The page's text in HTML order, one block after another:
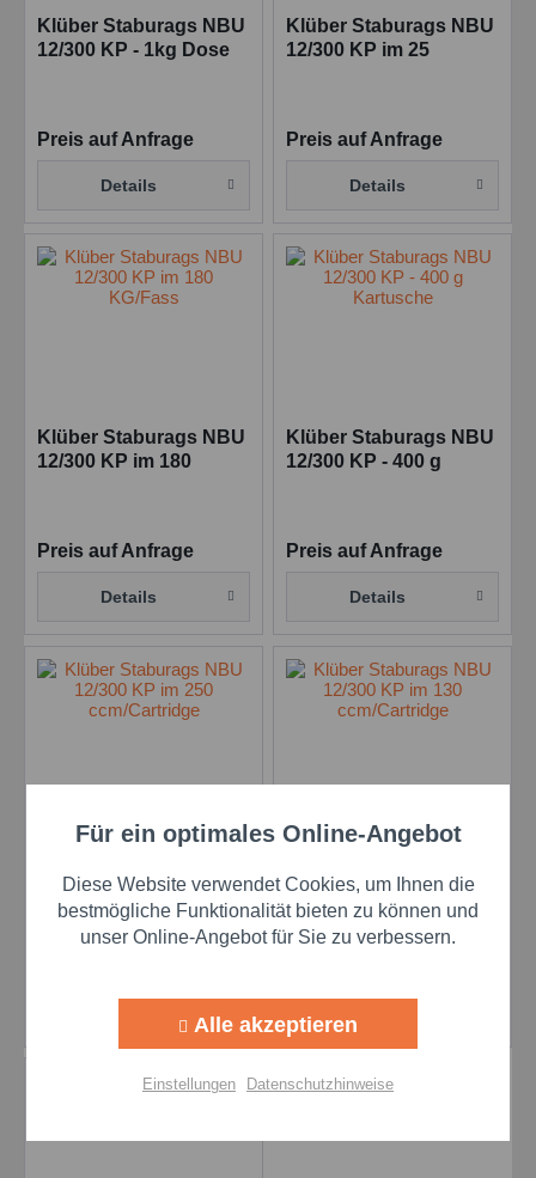
Klüber Staburags NBU
12/300 KP - 1kg Dose
Preis auf Anfrage
Details
Klüber Staburags NBU
12/300 KP im 25
Preis auf Anfrage
Details
Klüber Staburags NBU
12/300 KP im 180
Preis auf Anfrage
Details
Klüber Staburags NBU
12/300 KP - 400 g
Preis auf Anfrage
Details
Klüber Staburags NBU
12/300 KP im 250
ccm/Cartridge
Klüber Staburags NBU
12/300 KP im 130
ccm/Cartridge
Funktionale Aktiv
Marketing Aktiv
Personalisierung Aktiv
Für ein optimales Online-Angebot
Diese Website verwendet Cookies, um Ihnen die
bestmögliche Funktionalität bieten zu können und
unser Online-Angebot für Sie zu verbessern.
Alle akzeptieren
Einstellungen Datenschutzhinweise